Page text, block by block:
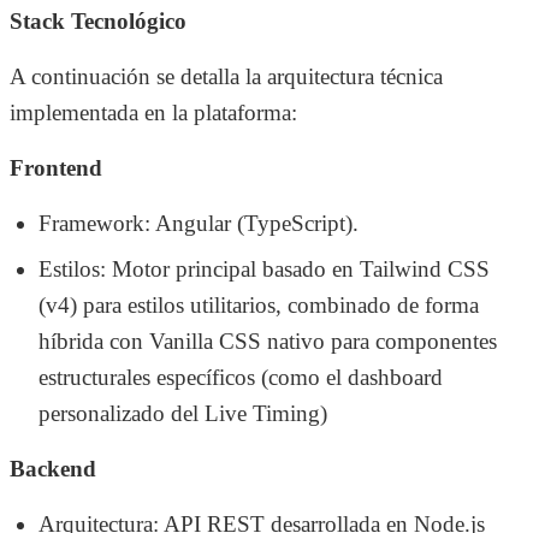
Stack Tecnológico
A continuación se detalla la arquitectura técnica
implementada en la plataforma:
Frontend
Framework: Angular (TypeScript).
Estilos: Motor principal basado en Tailwind CSS
(v4) para estilos utilitarios, combinado de forma
híbrida con Vanilla CSS nativo para componentes
estructurales específicos (como el dashboard
personalizado del Live Timing)
Backend
Arquitectura: API REST desarrollada en Node.js